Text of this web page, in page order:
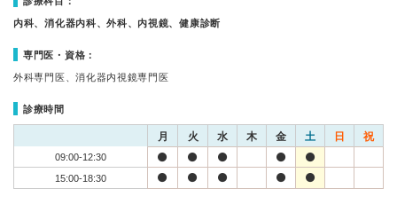
内科、消化器内科、外科、内視鏡、健康診断
専門医・資格：
外科専門医、消化器内視鏡専門医
診療時間
月 火 水 木 金 土 日 祝
09:00-12:30
15:00-18:30